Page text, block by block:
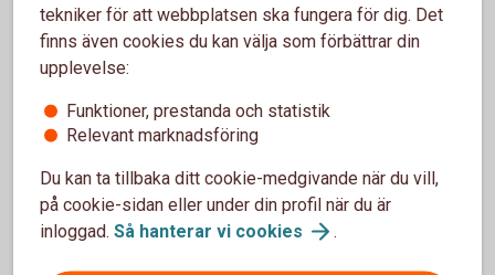
Kom igång med det nya kortet
Aktivera ditt kort
tekniker för att webbplatsen ska fungera för dig. Det
finns även cookies du kan välja som förbättrar din
upplevelse:
Funktioner, prestanda och statistik
Relevant marknadsföring
Du kan ta tillbaka ditt cookie-medgivande när du vill,
på cookie-sidan eller under din profil när du är
inloggad. Så hanterar vi cookies .